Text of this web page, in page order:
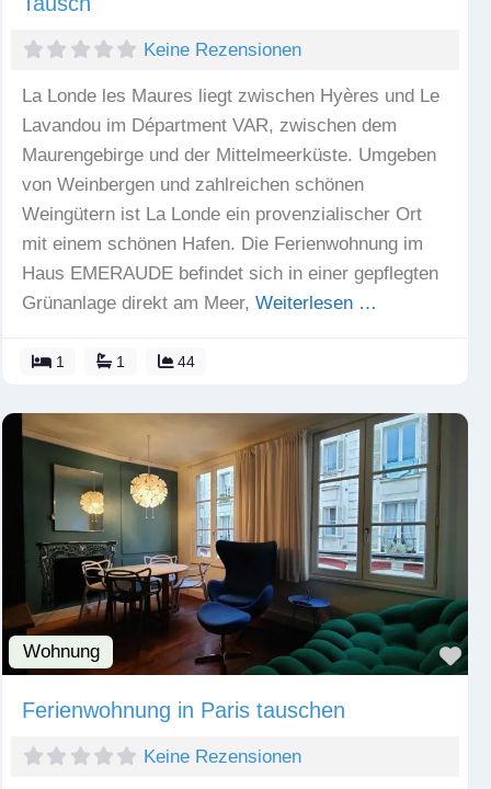
Keine Rezensionen
La Londe les Maures liegt zwischen Hyères und Le
Lavandou im Départment VAR, zwischen dem
Maurengebirge und der Mittelmeerküste. Umgeben
von Weinbergen und zahlreichen schönen
Weingütern ist La Londe ein provenzialischer Ort
mit einem schönen Hafen. Die Ferienwohnung im
Haus EMERAUDE befindet sich in einer gepflegten
Grünanlage direkt am Meer, Weiterlesen …
1 1 44
Wohnung
Ferienwohnung in Paris tauschen
Keine Rezensionen